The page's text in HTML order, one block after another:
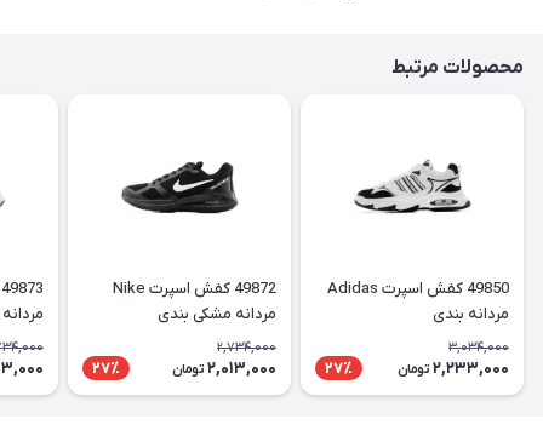
محصولات مرتبط
49850 کفش اسپرت Adidas
مردانه بندی
3,034,000
2,233,000 تومان 27٪
49872 کفش اسپرت Nike
مردانه مشکی بندی
2,734,000
2,013,000 تومان 27٪